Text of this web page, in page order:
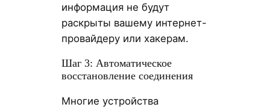
информация не будут
раскрыты вашему интернет-
провайдеру или хакерам.
Шаг 3: Автоматическое
восстановление соединения
Многие устройства